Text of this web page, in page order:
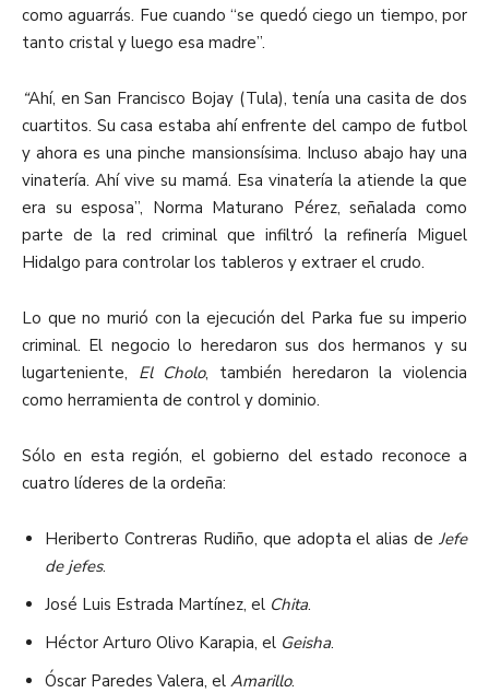
como aguarrás. Fue cuando “se quedó ciego un tiempo, por
tanto cristal y luego esa madre”.
“Ahí, en San Francisco Bojay (Tula), tenía una casita de dos
cuartitos. Su casa estaba ahí enfrente del campo de futbol
y ahora es una pinche mansionsísima. Incluso abajo hay una
vinatería. Ahí vive su mamá. Esa vinatería la atiende la que
era su esposa”, Norma Maturano Pérez, señalada como
parte de la red criminal que infiltró la refinería Miguel
Hidalgo para controlar los tableros y extraer el crudo.
Lo que no murió con la ejecución del Parka fue su imperio
criminal. El negocio lo heredaron sus dos hermanos y su
lugarteniente, El Cholo, también heredaron la violencia
como herramienta de control y dominio.
Sólo en esta región, el gobierno del estado reconoce a
cuatro líderes de la ordeña:
Heriberto Contreras Rudiño, que adopta el alias de Jefe
de jefes.
José Luis Estrada Martínez, el Chita.
Héctor Arturo Olivo Karapia, el Geisha.
Óscar Paredes Valera, el Amarillo.